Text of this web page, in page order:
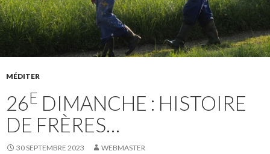
MÉDITER
26E DIMANCHE : HISTOIRE
DE FRÈRES…
30 SEPTEMBRE 2023 WEBMASTER